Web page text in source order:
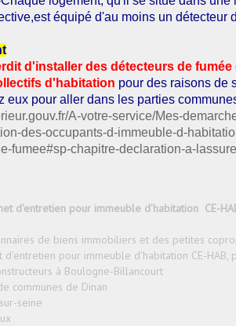
équipé d'au moins un détecteur
d'installer des détecteurs de
d'habitation pour des raisons de
eux pour aller dans les parties
A-votre-service/Mes-
des-occupants-d-immeuble-d-
fumee#sp-chapitre-declaration-a-
d'entretien pour immeuble d'habitation CE-
de biens immobiliers et des petites
d'entretien pour immeuble d'habitation CE-HAB,
à Boulogne-Billancourt
communes de Dinan
seine